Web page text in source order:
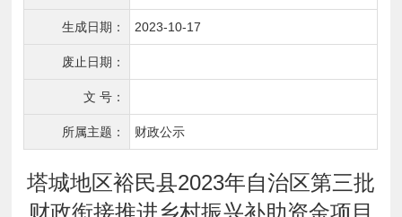
生成日期： 2023-10-17
废止日期：
文 号：
所属主题： 财政公示
塔城地区裕民县2023年自治区第三批
财政衔接推进乡村振兴补助资金项目